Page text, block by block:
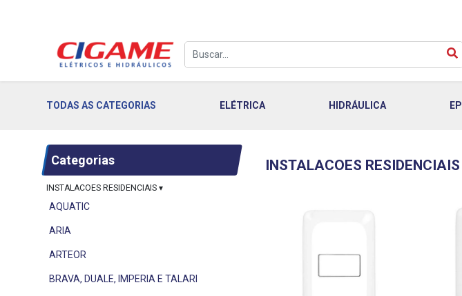
TODAS AS CATEGORIAS ELÉTRICA HIDRÁULICA EPI
Categorias
INSTALACOES RESIDENCIAIS ▾
AQUATIC
ARIA
ARTEOR
BRAVA, DUALE, IMPERIA E TALARI
INSTALACOES RESIDENCIAIS